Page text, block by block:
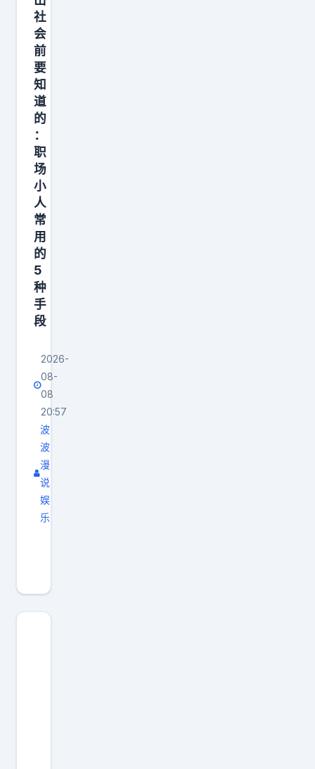
轮
车
送
老
人
回
家
。
老
人
为
表
谢
意
，
要
送
们
一
只
小
奶
狗
。
妻
子
社
会
前
要
知
道
的
：
职
场
小
人
常
用
的
5
种
手
段
2026-
08-
08
20:57
波
波
漫
说
娱
乐
前
要